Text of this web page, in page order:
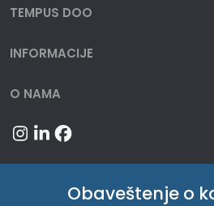
TEMPUS DOO
INFORMACIJE
O NAMA
Obaveštenje o